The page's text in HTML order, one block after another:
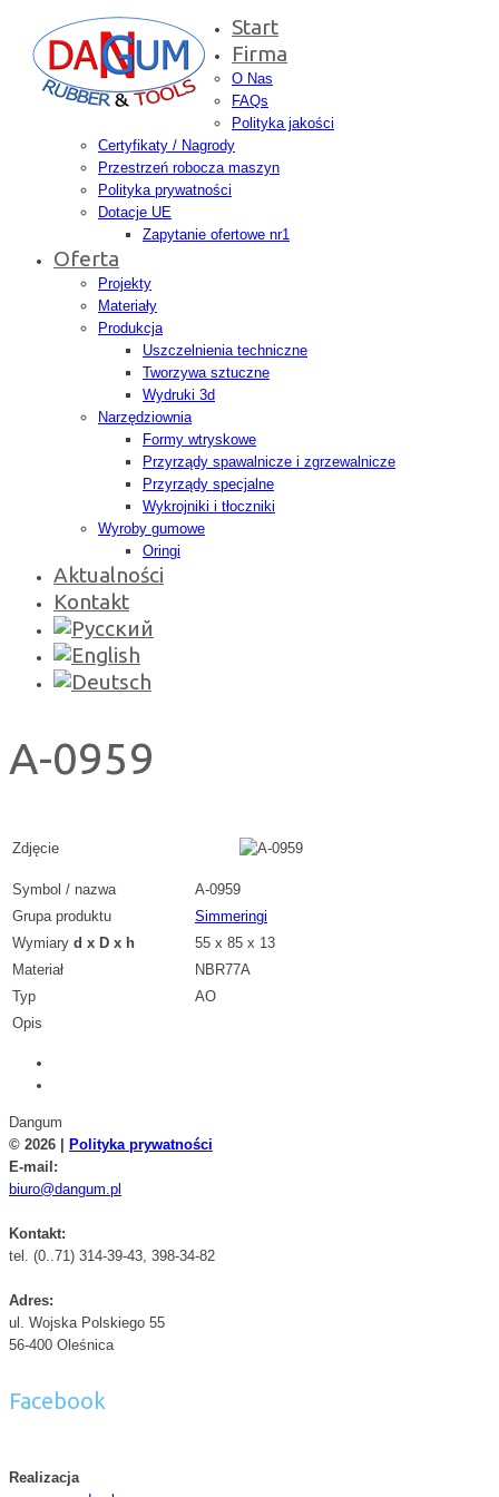
Start
Firma
O Nas
FAQs
Polityka jakości
Certyfikaty / Nagrody
Przestrzeń robocza maszyn
Polityka prywatności
Dotacje UE
Zapytanie ofertowe nr1
Oferta
Projekty
Materiały
Produkcja
Uszczelnienia techniczne
Tworzywa sztuczne
Wydruki 3d
Narzędziownia
Formy wtryskowe
Przyrządy spawalnicze i zgrzewalnicze
Przyrządy specjalne
Wykrojniki i tłoczniki
Wyroby gumowe
Oringi
Aktualności
Kontakt
A-0959
Zdjęcie
Symbol / nazwa
A-0959
Grupa produktu
Simmeringi
Wymiary d x D x h
55 x 85 x 13
Materiał
NBR77A
Typ
AO
Opis
Dangum
© 2026 |
Polityka prywatności
E-mail:
biuro@dangum.pl
Kontakt:
tel. (0..71) 314-39-43, 398-34-82
Adres:
ul. Wojska Polskiego 55
56-400 Oleśnica
Facebook
Realizacja